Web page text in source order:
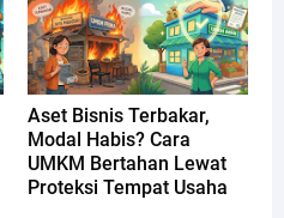
Aset Bisnis Terbakar,
Modal Habis? Cara
UMKM Bertahan Lewat
Proteksi Tempat Usaha